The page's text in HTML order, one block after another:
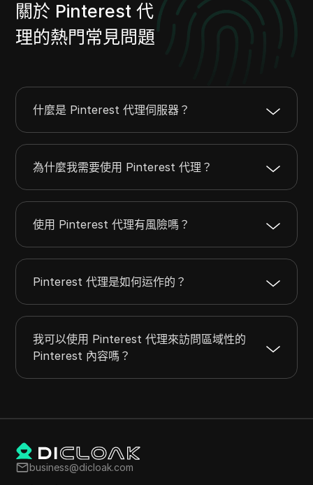
關於 Pinterest 代
理的熱門常見問題
什麼是 Pinterest 代理伺服器？
為什麼我需要使用 Pinterest 代理？
使用 Pinterest 代理有風險嗎？
Pinterest 代理是如何运作的？
我可以使用 Pinterest 代理來訪問區域性的
Pinterest 內容嗎？
business@dicloak.com